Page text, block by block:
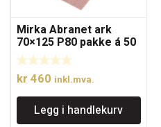
Mirka Abranet ark
70×125 P80 pakke á 50
stk.
kr 460 inkl.mva.
Legg i handlekurv